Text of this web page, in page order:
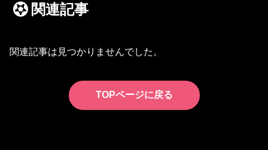
関連記事
関連記事は見つかりませんでした。
TOPページに戻る